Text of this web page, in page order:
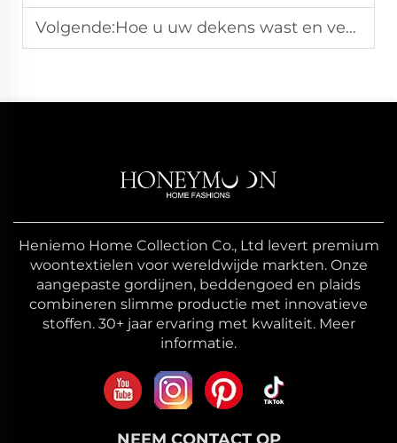
Volgende:Hoe u uw dekens wast en verzorgt
Heniemo Home Collection Co., Ltd levert premium
woontextielen voor wereldwijde markten. Onze
aangepaste gordijnen, beddengoed en plaids
combineren slimme productie met innovatieve
stoffen. 30+ jaar ervaring met kwaliteit. Meer
informatie.